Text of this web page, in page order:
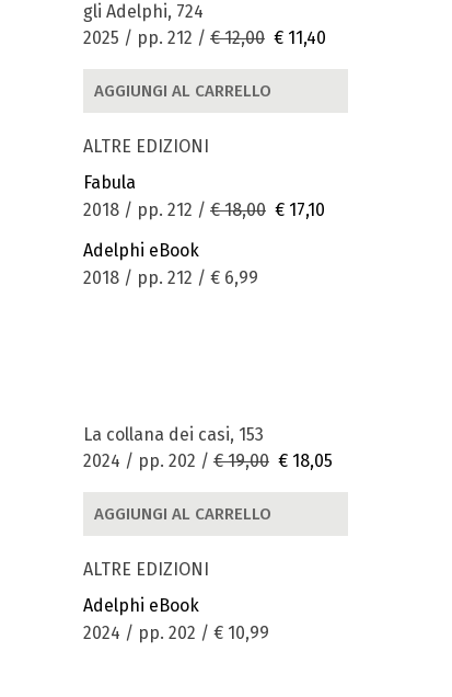
gli Adelphi, 724
2025 / pp. 212 / € 12,00 € 11,40
AGGIUNGI AL CARRELLO
ALTRE EDIZIONI
Fabula
2018 / pp. 212 / € 18,00 € 17,10
Adelphi eBook
2018 / pp. 212 / € 6,99
La collana dei casi, 153
2024 / pp. 202 / € 19,00 € 18,05
AGGIUNGI AL CARRELLO
ALTRE EDIZIONI
Adelphi eBook
2024 / pp. 202 / € 10,99